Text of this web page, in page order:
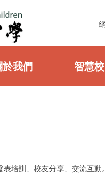
我們 智慧
培訓、校友分享、交流互動。